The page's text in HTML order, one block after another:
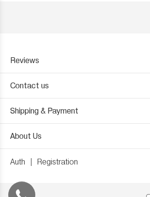
Reviews
Contact us
Shipping & Payment
About Us
Auth Registration